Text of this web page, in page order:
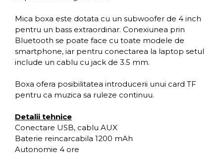
Mica boxa este dotata cu un subwoofer de 4 inch
pentru un bass extraordinar. Conexiunea prin
Bluetooth se poate face cu toate modele de
smartphone, iar pentru conectarea la laptop setul
include un cablu cu jack de 3.5 mm.
Boxa ofera posibilitatea introducerii unui card TF
pentru ca muzica sa ruleze continuu.
Detalii tehnice
Conectare USB, cablu AUX
Baterie reincarcabila 1200 mAh
Autonomie 4 ore